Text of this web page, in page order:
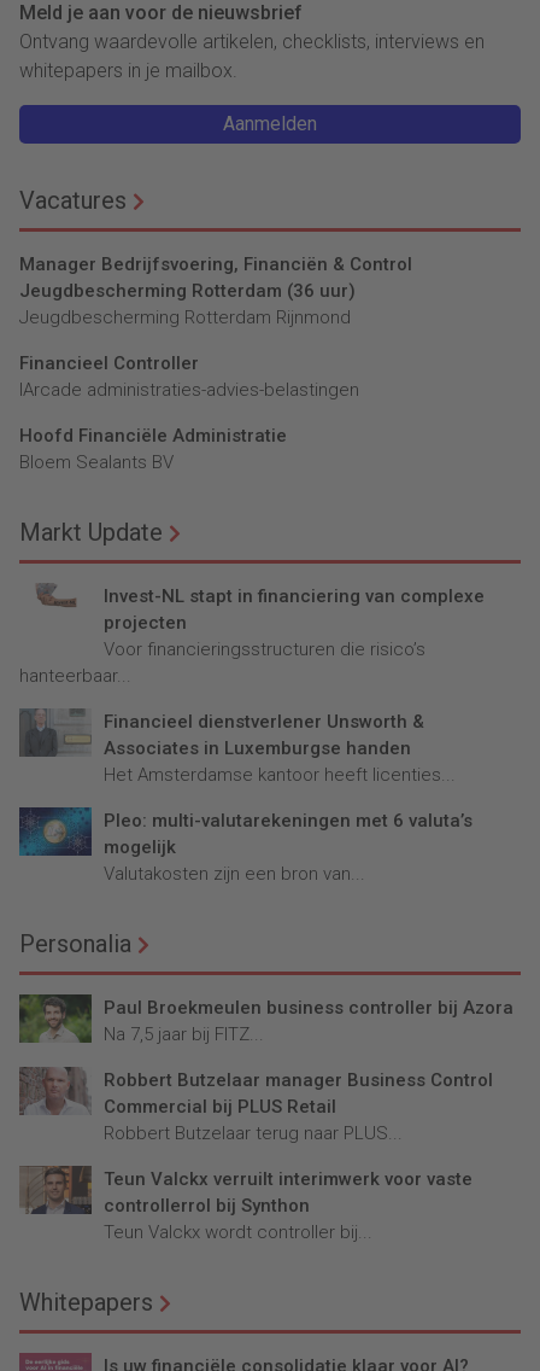
Meld je aan voor de nieuwsbrief
Ontvang waardevolle artikelen, checklists, interviews en
whitepapers in je mailbox.
Aanmelden
Vacatures
Manager Bedrijfsvoering, Financiën & Control
Jeugdbescherming Rotterdam (36 uur)
Jeugdbescherming Rotterdam Rijnmond
Financieel Controller
lArcade administraties-advies-belastingen
Hoofd Financiële Administratie
Bloem Sealants BV
Markt Update
Invest-NL stapt in financiering van complexe
projecten
Voor financieringsstructuren die risico’s
hanteerbaar...
Financieel dienstverlener Unsworth &
Associates in Luxemburgse handen
Het Amsterdamse kantoor heeft licenties...
Pleo: multi-valutarekeningen met 6 valuta’s
mogelijk
Valutakosten zijn een bron van...
Personalia
Paul Broekmeulen business controller bij Azora
Na 7,5 jaar bij FITZ...
Robbert Butzelaar manager Business Control
Commercial bij PLUS Retail
Robbert Butzelaar terug naar PLUS...
Teun Valckx verruilt interimwerk voor vaste
controllerrol bij Synthon
Teun Valckx wordt controller bij...
Whitepapers
Is uw financiële consolidatie klaar voor AI?